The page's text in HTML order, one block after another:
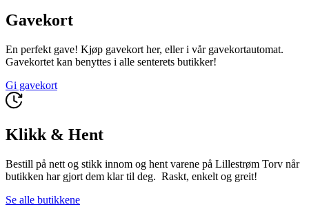
Gavekort
En perfekt gave! Kjøp gavekort her, eller i vår gavekortautomat.
Gavekortet kan benyttes i alle senterets butikker!
Gi gavekort
Klikk & Hent
Bestill på nett og stikk innom og hent varene på Lillestrøm Torv når
butikken har gjort dem klar til deg. Raskt, enkelt og greit!
Se alle butikkene